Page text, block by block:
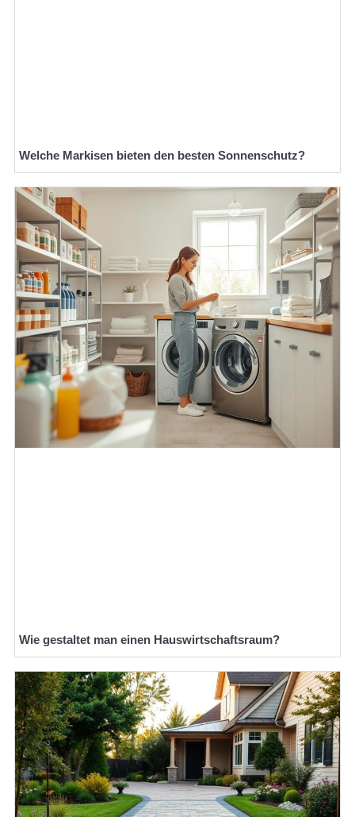
Welche Markisen bieten den besten Sonnenschutz?
Wie gestaltet man einen Hauswirtschaftsraum?